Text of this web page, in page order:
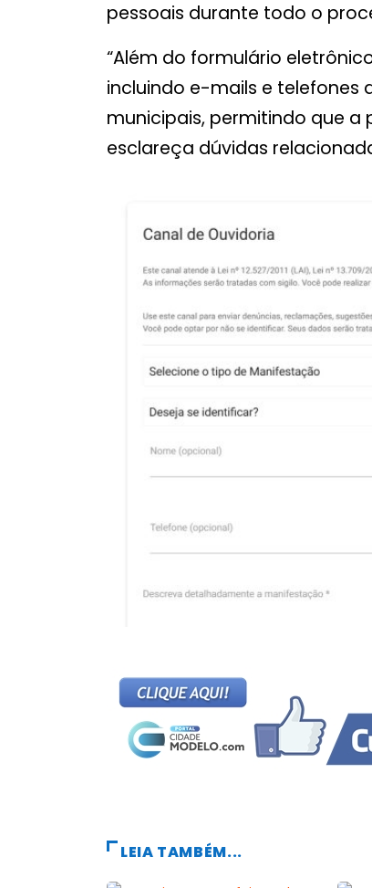
pessoais durante todo o
“Além do formulário
incluindo e-mails e telefones
municipais, permitindo que
esclareça dúvidas
LEIA TAMBÉM...